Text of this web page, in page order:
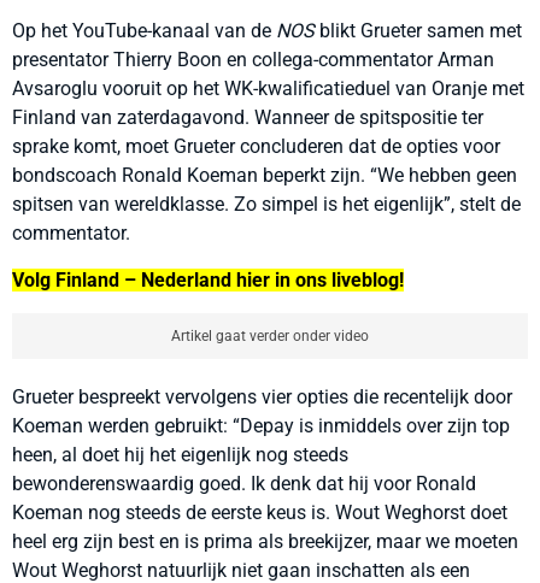
Op het YouTube-kanaal van de NOSblikt Grueter samen met
presentator Thierry Boon en collega-commentator Arman
Avsaroglu vooruit op het WK-kwalificatieduel van Oranje met
Finland van zaterdagavond. Wanneer de spitspositie ter
sprake komt, moet Grueter concluderen dat de opties voor
bondscoach Ronald Koeman beperkt zijn. “We hebben geen
spitsen van wereldklasse. Zo simpel is het eigenlijk”, stelt de
commentator.
Volg Finland – Nederland hier in ons liveblog!
Artikel gaat verder onder video
Grueter bespreekt vervolgens vier opties die recentelijk door
Koeman werden gebruikt: “Depay is inmiddels over zijn top
heen, al doet hij het eigenlijk nog steeds
bewonderenswaardig goed. Ik denk dat hij voor Ronald
Koeman nog steeds de eerste keus is. Wout Weghorst doet
heel erg zijn best en is prima als breekijzer, maar we moeten
Wout Weghorst natuurlijk niet gaan inschatten als een